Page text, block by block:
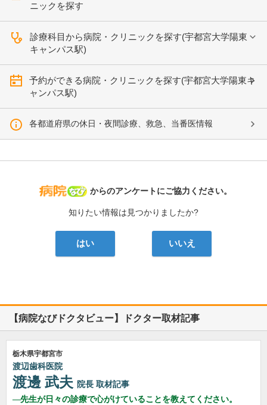
ニックを探す
診療科目から病院・クリニックを探す(宇都宮大学陽東
キャンパス駅)
予約ができる病院・クリニックを探す(宇都宮大学陽東キ
ャンパス駅)
各都道府県の休日・夜間診療、救急、当番医情報
病院なび
からのアンケートにご協力ください。
知りたい情報は見つかりましたか?
はい いいえ
【病院なびドクタビュー】ドクター取材記事
栃木県宇都宮市
渡辺歯科医院
渡邊 武夫 院長 取材記事
先生が日々の診療で心がけていることを教えてください。